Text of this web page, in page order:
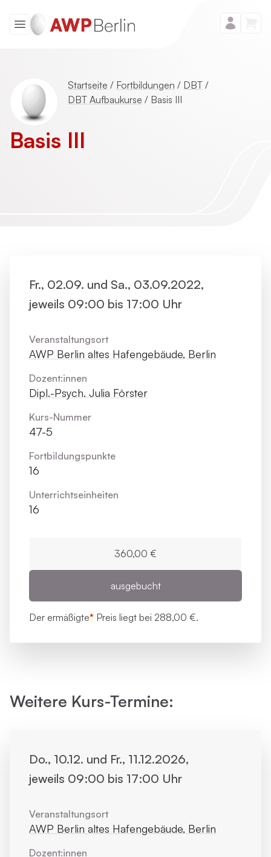
Startseite / Fortbildungen / DBT /
DBT Aufbaukurse / Basis III
Basis III
Fr., 02.09. und Sa., 03.09.2022,
jeweils 09:00 bis 17:00 Uhr
Veranstaltungsort
AWP Berlin altes Hafengebäude, Berlin
Dozent:innen
Dipl.-Psych. Julia Förster
Kurs-Nummer
47-5
Fortbildungs­punkte
16
Unterrichts­einheiten
16
360,00 €
ausgebucht
Der ermäßigte* Preis liegt bei 288,00 €.
Weitere Kurs-Termine:
Do., 10.12. und Fr., 11.12.2026,
jeweils 09:00 bis 17:00 Uhr
Veranstaltungsort
AWP Berlin altes Hafengebäude, Berlin
Dozent:innen